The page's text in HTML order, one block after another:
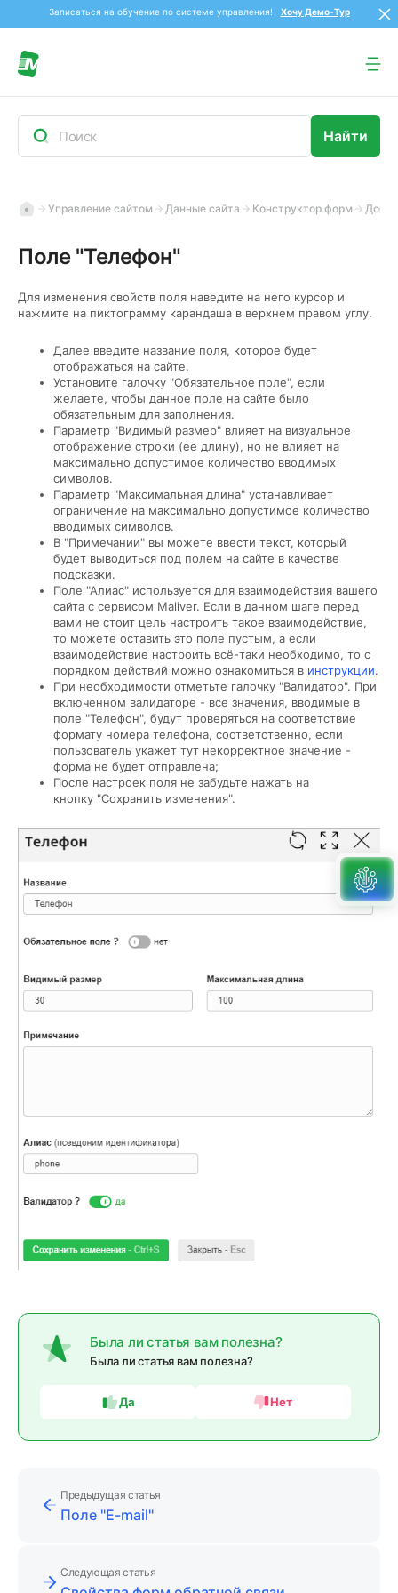
Записаться на обучение по системе управления! Хочу Демо-Тур
Управление сайтом Данные сайта Конструктор форм
Поле "Телефон"
Для изменения свойств поля наведите на него курсор и
нажмите на пиктограмму карандаша в верхнем правом углу.
Далее введите название поля, которое будет
отображаться на сайте.
Установите галочку "Обязательное поле", если
желаете, чтобы данное поле на сайте было
обязательным для заполнения.
Параметр "Видимый размер" влияет на визуальное
отображение строки (ее длину), но не влияет на
максимально допустимое количество вводимых
символов.
Параметр "Максимальная длина" устанавливает
ограничение на максимально допустимое количество
вводимых символов.
В "Примечании" вы можете ввести текст, который
будет выводиться под полем на сайте в качестве
подсказки.
Поле "Алиас" используется для взаимодействия вашего
сайта с сервисом Maliver. Если в данном шаге перед
вами не стоит цель настроить такое взаимодействие,
то можете оставить это поле пустым, а если
взаимодействие настроить всё-таки необходимо, то с
порядком действий можно ознакомиться в инструкции.
При необходимости отметьте галочку "Валидатор". При
включенном валидаторе - все значения, вводимые в
поле "Телефон", будут проверяться на соответствие
формату номера телефона, соответственно, если
пользователь укажет тут некорректное значение -
форма не будет отправлена;
После настроек поля не забудьте нажать на
кнопку "Сохранить изменения".
Была ли статья вам полезна?
Была ли статья вам полезна?
Да Нет
Предыдущая статья
Поле "E-mail"
Следующая статья